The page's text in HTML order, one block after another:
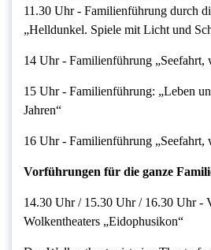
11.30 Uhr ‐ Familienführung durch
„Helldunkel. Spiele mit Licht und
14 Uhr ‐ Familienführung „Seefahrt,
15 Uhr ‐ Familienführung: „Leben
Jahren“
16 Uhr ‐ Familienführung „Seefahrt,
Vorführungen für die ganze
14.30 Uhr / 15.30 Uhr / 16.30 Uhr ‐
Wolkentheaters „Eidophusikon“